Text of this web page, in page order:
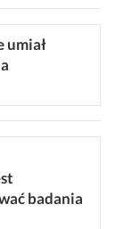
umiał
badania